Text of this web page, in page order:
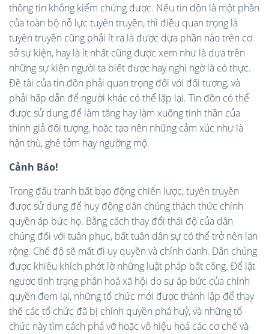
thông tin không kiểm chứng được. Nếu tin đồn là một phần
của toàn bộ nỗ lực tuyên truyền, thì điều quan trọng là
tuyên truyền cũng phải ít ra là được dựa phần nào trên cơ
sở sự kiện, hay là ít nhất cũng được xem như là dựa trên
những sự kiện người ta biết được hay nghi ngờ là có thực.
Đề tài của tin đồn phải quan trọng đối với đối tượng, và
phải hấp dẫn để người khác có thể lặp lại. Tin đồn có thể
được sử dụng để làm tăng hay làm xuống tinh thần của
thính giả đối tượng, hoặc tạo nên những cảm xúc như là
hận thù, ghê tởm hay ngưỡng mộ.
Cảnh Báo!
Trong đấu tranh bất bạo động chiến lược, tuyên truyền
được sử dụng để huy động dân chúng thách thức chính
quyền áp bức họ. Bằng cách thay đổi thái độ của dân
chúng đối với tuân phục, bất tuân dân sự có thể trở nên lan
rộng. Chế độ sẽ mất đi uy quyền và chính danh. Dân chúng
được khiêu khích phớt lờ những luật pháp bất công. Để lật
ngược tình trạng phân hoá xã hội do sự áp bức của chính
quyền đem lại, những tổ chức mới được thành lập để thay
thế các tổ chức đã bị chính quyền phá huỷ, và những tổ
chức này tìm cách phá vỡ hoặc vô hiệu hoá các cơ chế và